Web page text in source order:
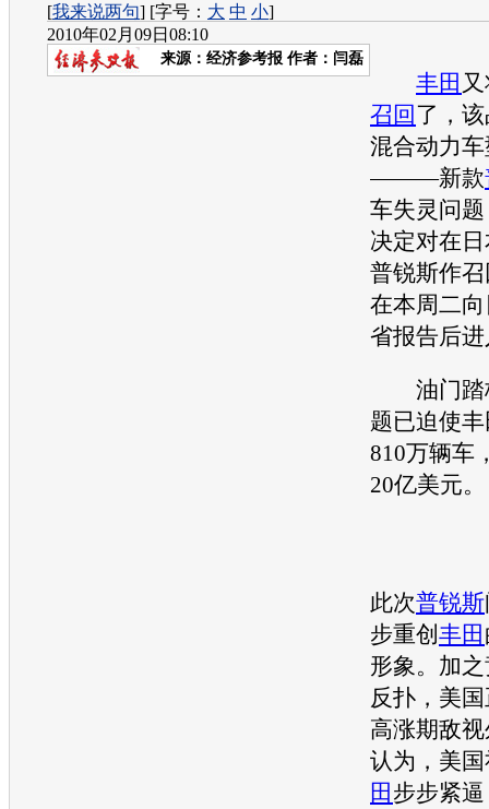
[我来说两句] [字号： 大 中 小]
2010年02月09日08:10
来源： 经济参考报 作者：闫磊
丰田
召回 了，
混合动力
———新款
车失灵问
决定对在
普锐斯作
在本周二
省报告后
油门踏
题已迫使
810万辆车
20亿美元。
此次普锐斯
步重创 丰田
形象。加
反扑，美
高涨期敌
认为，美
田 步步紧